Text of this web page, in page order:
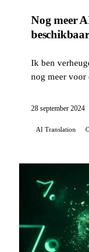
Nog meer
Ik ben
nog meer voor
van mijn
28 september 2024
AI Translation